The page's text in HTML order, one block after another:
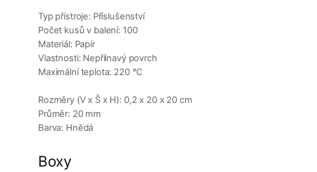
Typ přístroje: Příslušenství
Počet kusů v balení: 100
Materiál: Papír
Vlastnosti: Nepřilnavý povrch
Maximální teplota: 220 °C
Rozměry (V x Š x H): 0,2 x 20 x 20 cm
Průměr: 20 mm
Barva: Hnědá
Boxy